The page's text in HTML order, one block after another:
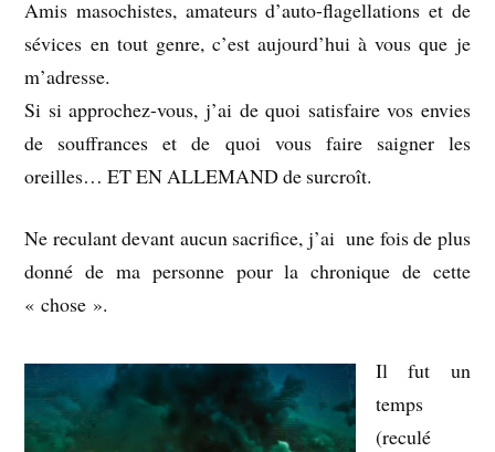
Amis masochistes, amateurs d’auto-flagellations et de
sévices en tout genre, c’est aujourd’hui à vous que je
m’adresse.
Si si approchez-vous, j’ai de quoi satisfaire vos envies
de souffrances et de quoi vous faire saigner les
oreilles… ET EN ALLEMAND de surcroît.
Ne reculant devant aucun sacrifice, j’ai une fois de plus
donné de ma personne pour la chronique de cette
« chose ».
Il fut un
temps
(reculé